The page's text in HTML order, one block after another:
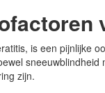
is een pijnlijke
zijn.